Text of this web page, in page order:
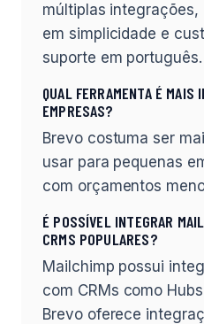
múltiplas
em simplicidade e
suporte em português.
QUAL FERRAMENTA É MAIS
EMPRESAS?
Brevo costuma ser
usar para pequenas
com orçamentos
É POSSÍVEL INTEGRAR
CRMS POPULARES?
Mailchimp possui
com CRMs como
Brevo oferece